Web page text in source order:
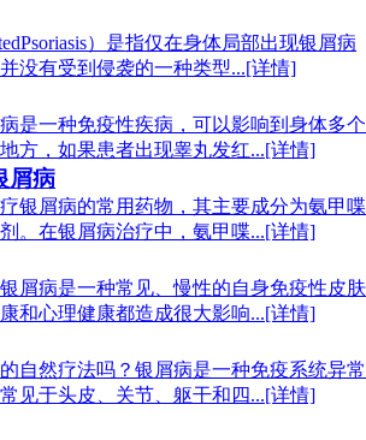
）是指仅在身体局部出现银屑病
没有受到侵袭的一种类型...[详情]
是一种免疫性疾病，可以影响到身体多个
方，如果患者出现睾丸发红...[详情]
屑病
银屑病的常用药物，其主要成分为氨甲喋
。在银屑病治疗中，氨甲喋...[详情]
屑病是一种常见、慢性的自身免疫性皮肤
和心理健康都造成很大影响...[详情]
自然疗法吗？银屑病是一种免疫系统异常
见于头皮、关节、躯干和四...[详情]